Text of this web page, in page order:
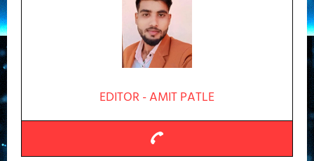
EDITOR - AMIT PATLE